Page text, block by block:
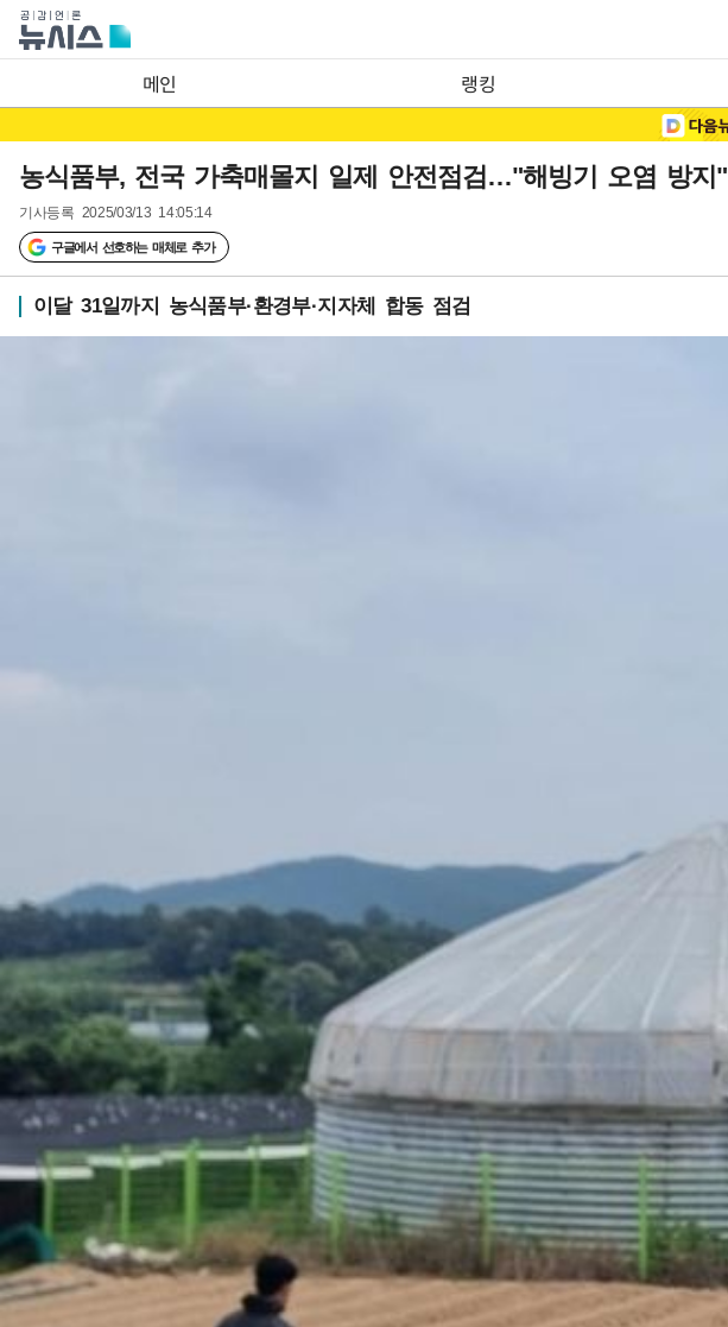
메인 랭킹
농식품부, 전국 가축매몰지 일제 안전점검…"해빙기 오염 방지"
기사등록 2025/03/13 14:05:14
구글에서 선호하는 매체로 추가
이달 31일까지 농식품부·환경부·지자체 합동 점검